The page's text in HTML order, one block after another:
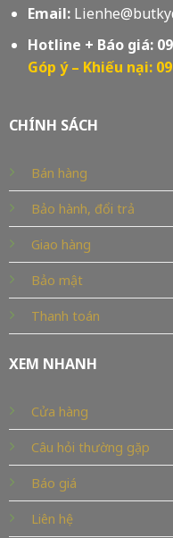
Email:
Hotline + Báo giá:
Góp ý – Khiếu nại:
CHÍNH SÁCH
Bán hàng
Bảo hành, đổi trả
Giao hàng
Bảo mật
Thanh toán
XEM NHANH
Cửa hàng
Câu hỏi thường gặp
Báo giá
Liên hệ